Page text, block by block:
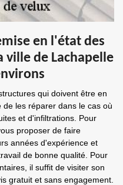
en l'état des
ville de Lachapelle
qui doivent être en
les réparer dans le cas où
et d'infiltrations. Pour
proposer de faire
années d'expérience et
de bonne qualité. Pour
il suffit de visiter son
gratuit et sans engagement.